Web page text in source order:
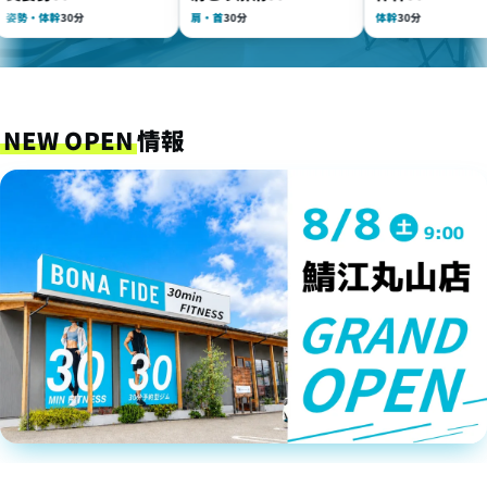
体幹30分 30分 30分
NEW OPEN情報